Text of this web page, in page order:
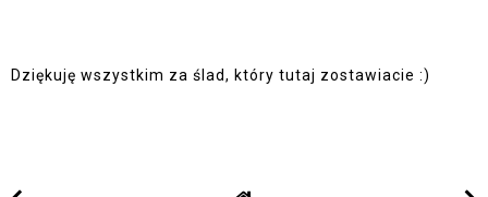
Dziękuję wszystkim za ślad, który tutaj zostawiacie :)